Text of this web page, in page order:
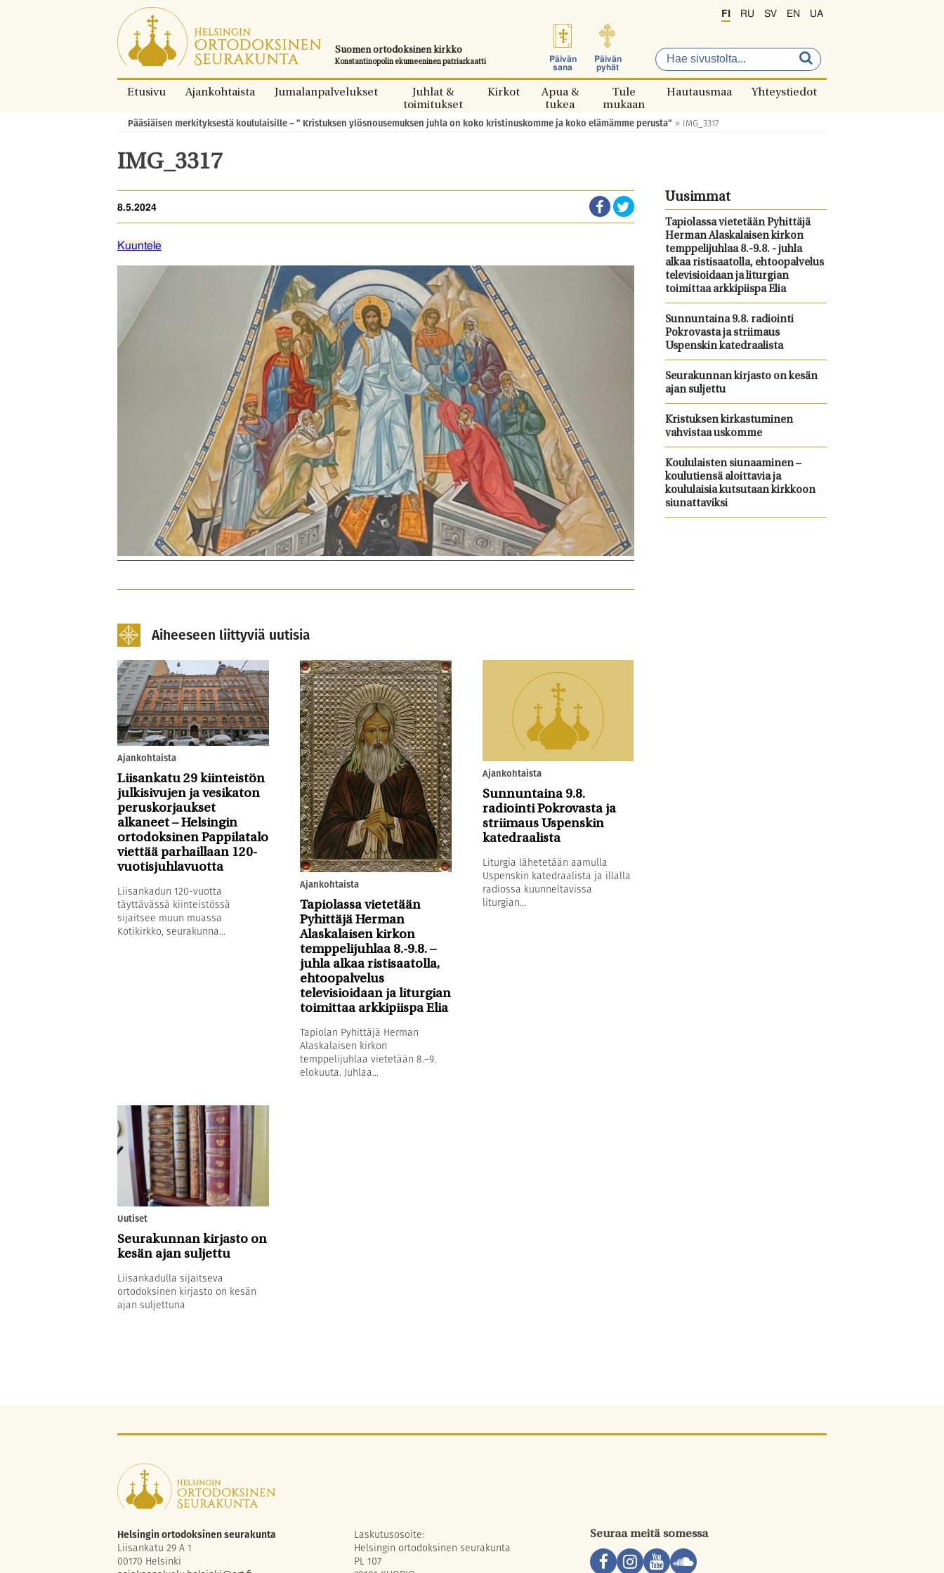
Siirry
suoraan
sisältöön.
Suomen ortodoksinen kirkko
Konstantinopolin ekumeeninen patriarkaatti
Päivän
sana
Päivän
pyhät
FI RU SV EN UA
Etusivu Ajankohtaista Jumalanpalvelukset
Juhlat &
toimitukset
Kirkot
Apua &
tukea
Tule
mukaan
Hautausmaa Yhteystiedot
Murupolku:
Pääsiäisen merkityksestä koululaisille – ” Kristuksen ylösnousemuksen juhla on koko kristinuskomme ja koko elämämme perusta” » IMG_3317
IMG_3317
8.5.2024
Kuuntele
Aiheeseen liittyviä uutisia
Ajankohtaista
Liisankatu 29 kiinteistön
julkisivujen ja vesikaton
peruskorjaukset
alkaneet – Helsingin
ortodoksinen Pappilatalo
viettää parhaillaan 120-
vuotisjuhlavuotta
Liisankadun 120-vuotta
täyttävässä kiinteistössä
sijaitsee muun muassa
Kotikirkko, seurakunna...
Ajankohtaista
Tapiolassa vietetään
Pyhittäjä Herman
Alaskalaisen kirkon
temppelijuhlaa 8.-9.8. –
juhla alkaa ristisaatolla,
ehtoopalvelus
televisioidaan ja liturgian
toimittaa arkkipiispa Elia
Tapiolan Pyhittäjä Herman
Alaskalaisen kirkon
temppelijuhlaa vietetään 8.–9.
elokuuta. Juhlaa...
Ajankohtaista
Sunnuntaina 9.8.
radiointi Pokrovasta ja
striimaus Uspenskin
katedraalista
Liturgia lähetetään aamulla
Uspenskin katedraalista ja illalla
radiossa kuunneltavissa
liturgian...
Uutiset
Seurakunnan kirjasto on
kesän ajan suljettu
Liisankadulla sijaitseva
ortodoksinen kirjasto on kesän
ajan suljettuna
Uusimmat
Tapiolassa vietetään Pyhittäjä
Herman Alaskalaisen kirkon
temppelijuhlaa 8.-9.8. - juhla
alkaa ristisaatolla, ehtoopalvelus
televisioidaan ja liturgian
toimittaa arkkipiispa Elia
Sunnuntaina 9.8. radiointi
Pokrovasta ja striimaus
Uspenskin katedraalista
Seurakunnan kirjasto on kesän
ajan suljettu
Kristuksen kirkastuminen
vahvistaa uskomme
Koululaisten siunaaminen –
koulutiensä aloittavia ja
koululaisia kutsutaan kirkkoon
siunattaviksi
Helsingin ortodoksinen seurakunta
Liisankatu 29 A 1
00170 Helsinki
Laskutusosoite:
Helsingin ortodoksinen seurakunta
PL 107
Seuraa meitä somessa